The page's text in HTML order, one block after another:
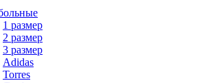
1 размер
2 размер
3 размер
Adidas
Torres